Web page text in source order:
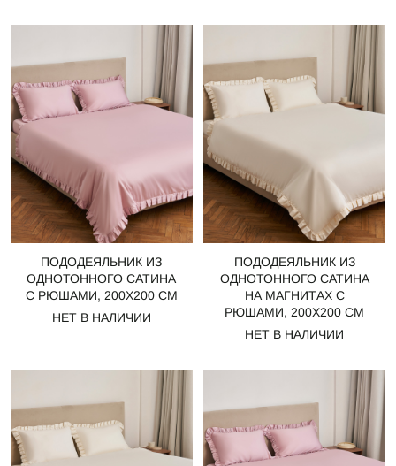
ПОДОДЕЯЛЬНИК ИЗ
ОДНОТОННОГО САТИНА
С РЮШАМИ, 200Х200 СМ
НЕТ В НАЛИЧИИ
ПОДОДЕЯЛЬНИК ИЗ
ОДНОТОННОГО САТИНА
НА МАГНИТАХ С
РЮШАМИ, 200Х200 СМ
НЕТ В НАЛИЧИИ